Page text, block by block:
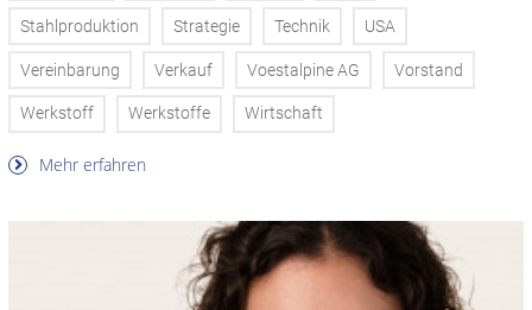
Stahlproduktion Strategie Technik USA
Vereinbarung Verkauf Voestalpine AG Vorstand
Werkstoff Werkstoffe Wirtschaft
Mehr erfahren